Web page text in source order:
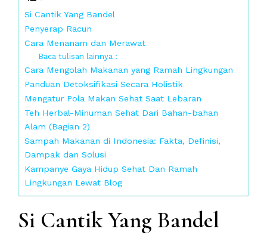
Si Cantik Yang Bandel
Penyerap Racun
Cara Menanam dan Merawat
Baca tulisan lainnya :
Cara Mengolah Makanan yang Ramah Lingkungan
Panduan Detoksifikasi Secara Holistik
Mengatur Pola Makan Sehat Saat Lebaran
Teh Herbal-Minuman Sehat Dari Bahan-bahan
Alam (Bagian 2)
Sampah Makanan di Indonesia: Fakta, Definisi,
Dampak dan Solusi
Kampanye Gaya Hidup Sehat Dan Ramah
Lingkungan Lewat Blog
Si Cantik Yang Bandel